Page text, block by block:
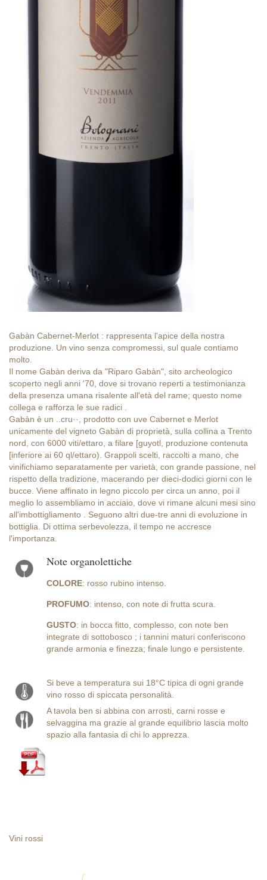
Gabàn Cabernet-Merlot : rappresenta l'apice della nostra
produzione. Un vino senza compromessi, sul quale contiamo
molto.
Il nome Gabàn deriva da "Riparo Gabàn", sito archeologico
scoperto negli anni '70, dove si trovano reperti a testimonianza
della presenza umana risalente all'età del rame; questo nome
collega e rafforza le sue radici .
Gabàn è un ..cru··, prodotto con uve Cabernet e Merlot
unicamente del vigneto Gabàn di proprietà, sulla collina a Trento
nord, con 6000 viti/ettaro, a filare [guyotl, produzione contenuta
[inferiore ai 60 ql/ettaro). Grappoli scelti, raccolti a mano, che
vinifichiamo separatamente per varietà, con grande passione, nel
rispetto della tradizione, macerando per dieci-dodici giorni con le
bucce. Viene affinato in legno piccolo per circa un anno, poi il
meglio lo assembliamo in acciaio, dove vi rimane alcuni mesi sino
all'imbottigliamento . Seguono altri due-tre anni di evoluzione in
bottiglia. Di ottima serbevolezza, il tempo ne accresce
l'importanza.
Note organolettiche
COLORE: rosso rubino intenso.
PROFUMO: intenso, con note di frutta scura.
GUSTO: in bocca fitto, complesso, con note ben
integrate di sottobosco ; i tannini maturi conferiscono
grande armonia e finezza; finale lungo e persistente.
Si beve a temperatura sui 18°C tipica di ogni grande
vino rosso di spiccata personalità.
A tavola ben si abbina con arrosti, carni rosse e
selvaggina ma grazie al grande equilibrio lascia molto
spazio alla fantasia di chi lo apprezza.
Vini rossi